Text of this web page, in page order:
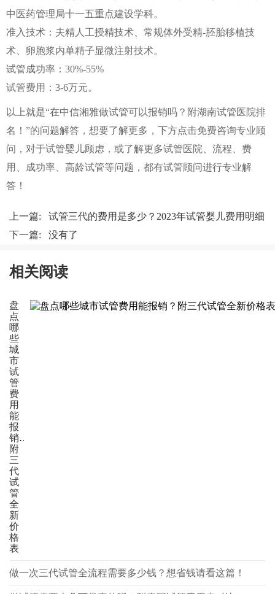
中医药管理局十一五重点建设学科。
准入技术：夫精人工授精技术、常规体外受精-胚胎移植技
术、卵胞浆内单精子显微注射技术。
试管成功率：30%-55%
试管费用：3-6万元。
以上就是“在中信湘雅做试管可以报销吗？附湖南试管医院排
名！”的问题解答，想要了解更多，下方点击免费咨询专业顾
问，对于试管婴儿顾虑，或了解更多试管医院、流程、费
用、成功率、高龄试管等问题，都有试管顾问进行专业解
答！
上一篇: 试管三代的费用是多少？2023年试管婴儿费用明细
下一篇: 没有了
相关阅读
盘
点
哪
些
城
市
试
管
费
用
能
报
销？
附
三
代
试
管
全
新
价
格
表
做一次三代试管全流程需要多少钱？想省钱请看这篇！